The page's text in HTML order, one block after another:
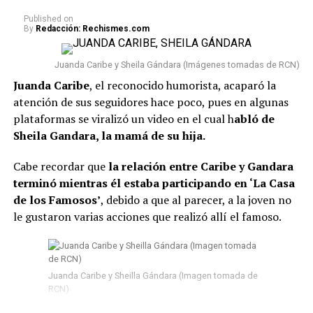
atención desde el momento en que fue condenada.
Lee también: “¿Qué le pasó en la cara?”:
Seguidores ante una nueva foto que se conoció de
Epa Colombia desde prisión
Conviene señalar queEpa Colombia no ha sido la
única que se vio involucrada en esta situación.Según
la información conocida, fueron en total 103 presos los
que fueron trasladados a diferentes prisiones. Además,
El Tiempo reveló que, entre estos, se encuentran
algunos “capos” que participaron en el denominado
‘tarimazo’ de Medellín.
#ATENTOS. Momento en el
que son trasladados 103
peligrosos reclusos desde
Published on
By Redacción: Rechismes.com
Juanda Caribe y Sheila Gándara (Imágenes tomadas de RCN)
Juanda Caribe, el reconocido humorista, acaparó la
atención de sus seguidores hace poco, pues en algunas
plataformas se viralizó un video en el cual habló de
Sheila Gandara, la mamá de su hija.
Cabe recordar que la relación entre Caribe y Gandara
terminó mientras él estaba participando en ‘La Casa
de los Famosos’, debido a que al parecer, a la joven no
le gustaron varias acciones que realizó allí el famoso.
Juanda Caribe y Sheilla Gándara (Imagen tomada de
RCN)